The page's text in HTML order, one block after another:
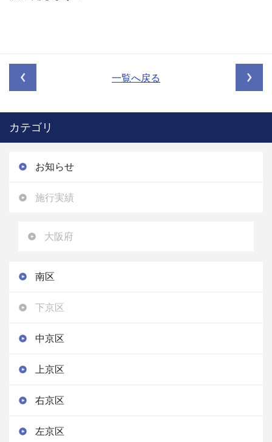
一覧へ戻る
カテゴリ
お知らせ
施行実績
大阪府
南区
下京区
中京区
上京区
右京区
左京区